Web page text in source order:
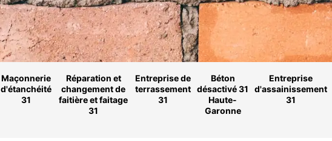
Maçonnerie
d'étanchéité
31
Réparation et
changement de
faitière et faitage
31
Entreprise de
terrassement
31
Béton
désactivé 31
Haute-
Garonne
Entreprise
d'assainissement
31